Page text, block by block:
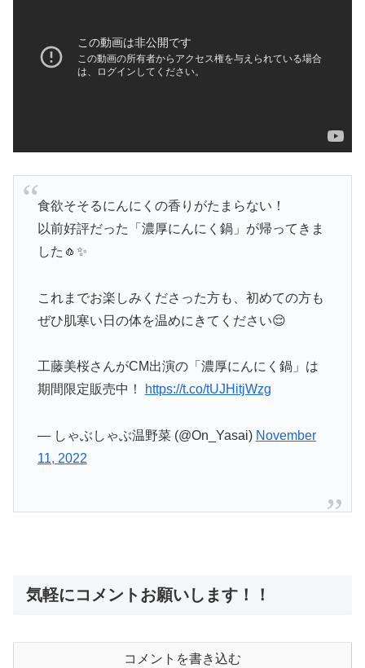
食欲そそるにんにくの香りがたまらない！
以前好評だった「濃厚にんにく鍋」が帰ってきま
した🧄✨
これまでお楽しみくださった方も、初めての方も
ぜひ肌寒い日の体を温めにきてください😌
工藤美桜さんがCM出演の「濃厚にんにく鍋」は
期間限定販売中！
https://t.co/tUJHitjWzg
— しゃぶしゃぶ温野菜 (@On_Yasai) November
11, 2022
気軽にコメントお願いします！！
コメントを書き込む